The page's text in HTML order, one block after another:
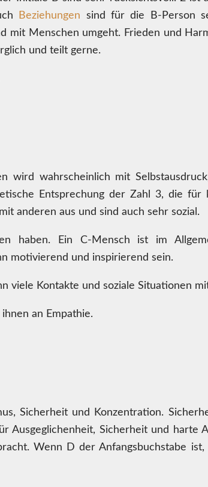
Beziehungen sind für die B-Person
mit Menschen umgeht. Frieden und
und teilt gerne.
wird wahrscheinlich mit
Entsprechung der Zahl 3, die für
anderen aus und sind auch sehr sozial.
haben. Ein C-Mensch ist im
motivierend und inspirierend sein.
viele Kontakte und soziale Situationen
an Empathie.
Sicherheit und Konzentration.
Ausgeglichenheit, Sicherheit und harte
Wenn D der Anfangsbuchstabe ist,